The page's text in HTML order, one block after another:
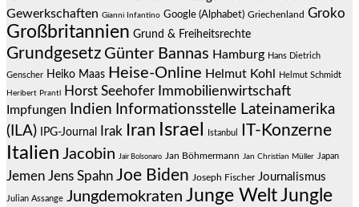
Gewerkschaften Gianni Infantino Google (Alphabet) Griechenland Groko
Großbritannien Grund & Freiheitsrechte
Grundgesetz Günter Bannas Hamburg Hans Dietrich
Genscher Heiko Maas Heise-Online Helmut Kohl Helmut Schmidt
Heribert Prantl Horst Seehofer Immobilienwirtschaft
Impfungen Indien Informationsstelle Lateinamerika
(ILA)
IPG-Journal Irak Iran Israel Istanbul IT-Konzerne
Italien Jacobin Jair Bolsonaro Jan Böhmermann Jan Christian Müller Japan
Jemen Jens Spahn Joe Biden Joseph Fischer Journalismus
Julian Assange Jungdemokraten Junge WeltJungle